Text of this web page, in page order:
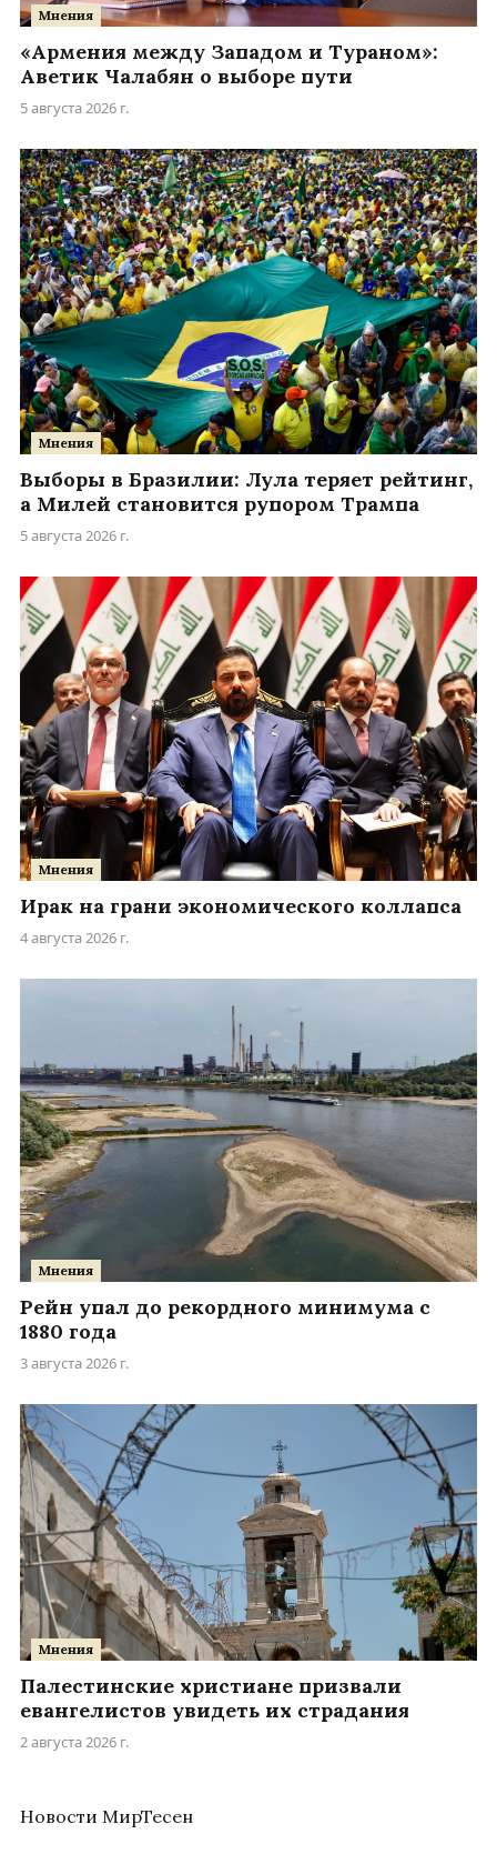
Мнения
«Армения между Западом и Тураном»:
Аветик Чалабян о выборе пути
5 августа 2026 г.
Мнения
Выборы в Бразилии: Лула теряет рейтинг,
а Милей становится рупором Трампа
5 августа 2026 г.
Мнения
Ирак на грани экономического коллапса
4 августа 2026 г.
Мнения
Рейн упал до рекордного минимума с
1880 года
3 августа 2026 г.
Мнения
Палестинские христиане призвали
евангелистов увидеть их страдания
2 августа 2026 г.
Новости МирТесен